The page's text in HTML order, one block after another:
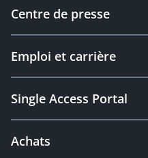
Centre de presse
Emploi et carrière
Single Access Portal
Achats